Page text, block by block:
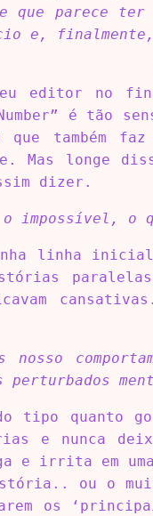
que parece
e,
seu editor
é tão
também
Mas
dizer.
o impossível,
linha
nosso
quanto
e nunca
e irrita em
ou o
os